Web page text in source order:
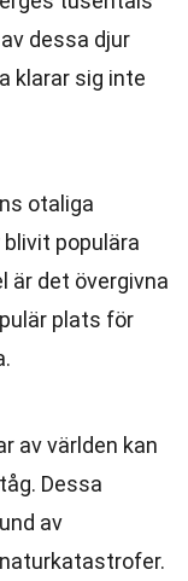
dessa djur
klarar sig inte
otaliga
populära
är det övergivna
plats för
av världen kan
Dessa
av